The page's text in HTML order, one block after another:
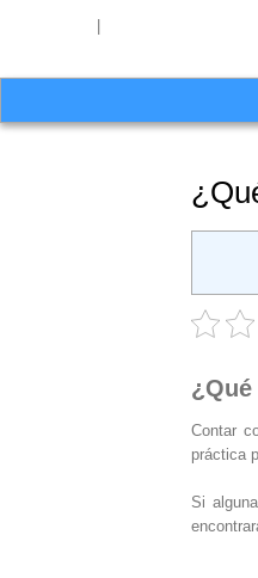
Contar
práctica
Si